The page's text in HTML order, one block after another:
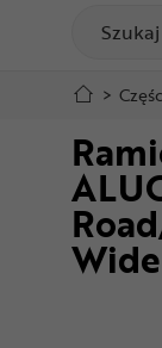
Odzież
Kaski
Buty
Warsztat
>
Wide